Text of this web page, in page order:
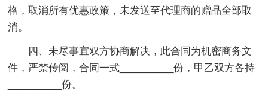
格，取消所有优惠政策，未发送至代理商的赠品全部取
消。
四、未尽事宜双方协商解决，此合同为机密商务文
件，严禁传阅，合同一式__________份，甲乙双方各持
__________份。